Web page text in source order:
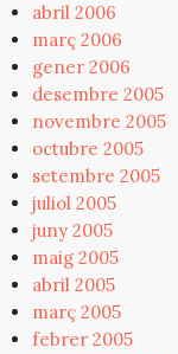
abril 2006
març 2006
gener 2006
desembre 2005
novembre 2005
octubre 2005
setembre 2005
juliol 2005
juny 2005
maig 2005
abril 2005
març 2005
febrer 2005